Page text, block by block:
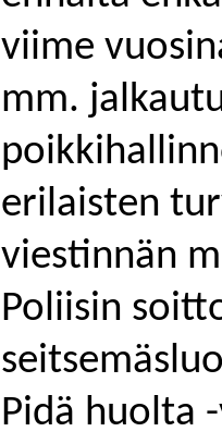
viime
mm.
erilaisten
viestinnän
Poliisin
seitsemäsl
Pidä huolta